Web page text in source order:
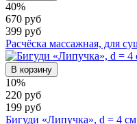
40%
670 руб
399 руб
Расчёска массажная, для
В корзину
10%
220 руб
199 руб
Бигуди «Липучка», d = 4